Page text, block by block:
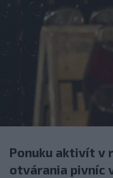
Ponuku aktivít v
otvárania pivníc